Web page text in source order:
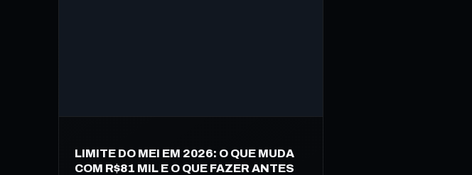
LIMITE DO MEI EM 2026: O QUE MUDA
COM R$81 MIL E O QUE FAZER ANTES